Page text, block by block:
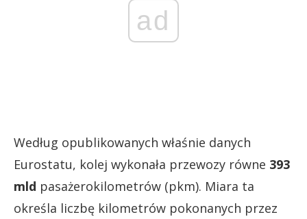
ad
Według opublikowanych właśnie danych
Eurostatu, kolej wykonała przewozy równe 393
mld pasażerokilometrów (pkm). Miara ta
określa liczbę kilometrów pokonanych przez